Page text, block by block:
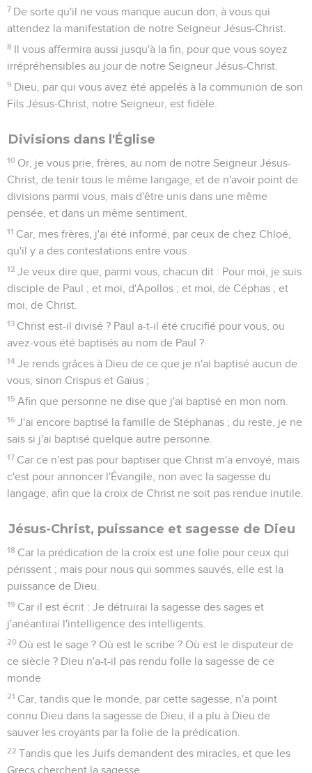
7 De sorte qu'il ne vous manque aucun don, à vous qui
attendez la manifestation de notre Seigneur Jésus-Christ.
8 Il vous affermira aussi jusqu'à la fin, pour que vous soyez
irrépréhensibles au jour de notre Seigneur Jésus-Christ.
9 Dieu, par qui vous avez été appelés à la communion de son
Fils Jésus-Christ, notre Seigneur, est fidèle.
Divisions dans l'Église
10 Or, je vous prie, frères, au nom de notre Seigneur Jésus-
Christ, de tenir tous le même langage, et de n'avoir point de
divisions parmi vous, mais d'être unis dans une même
pensée, et dans un même sentiment.
11 Car, mes frères, j'ai été informé, par ceux de chez Chloé,
qu'il y a des contestations entre vous.
12 Je veux dire que, parmi vous, chacun dit : Pour moi, je suis
disciple de Paul ; et moi, d'Apollos ; et moi, de Céphas ; et
moi, de Christ.
13 Christ est-il divisé ? Paul a-t-il été crucifié pour vous, ou
avez-vous été baptisés au nom de Paul ?
14 Je rends grâces à Dieu de ce que je n'ai baptisé aucun de
vous, sinon Crispus et Gaïus ;
15 Afin que personne ne dise que j'ai baptisé en mon nom.
16 J'ai encore baptisé la famille de Stéphanas ; du reste, je ne
sais si j'ai baptisé quelque autre personne.
17 Car ce n'est pas pour baptiser que Christ m'a envoyé, mais
c'est pour annoncer l'Évangile, non avec la sagesse du
langage, afin que la croix de Christ ne soit pas rendue inutile.
Jésus-Christ, puissance et sagesse de Dieu
18 Car la prédication de la croix est une folie pour ceux qui
périssent ; mais pour nous qui sommes sauvés, elle est la
puissance de Dieu.
19 Car il est écrit : Je détruirai la sagesse des sages et
j'anéantirai l'intelligence des intelligents.
20 Où est le sage ? Où est le scribe ? Où est le disputeur de
ce siècle ? Dieu n'a-t-il pas rendu folle la sagesse de ce
monde
21 Car, tandis que le monde, par cette sagesse, n'a point
connu Dieu dans la sagesse de Dieu, il a plu à Dieu de
sauver les croyants par la folie de la prédication.
22 Tandis que les Juifs demandent des miracles, et que les
Grecs cherchent la sagesse,